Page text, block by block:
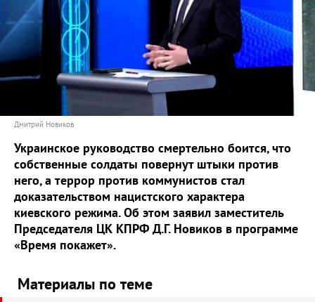
Дмитрий Новиков
Украинское руководство смертельно боится, что
собственные солдаты повернут штыки против
него, а террор против коммунистов стал
доказательством нацистского характера
киевского режима. Об этом заявил заместитель
Председателя ЦК КПРФ Д.Г. Новиков в программе
«Время покажет».
Материалы по теме